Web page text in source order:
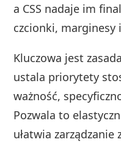
a CSS nadaje im
czcionki, marginesy
Kluczowa jest zasada
ustala priorytety
ważność,
Pozwala to
ułatwia